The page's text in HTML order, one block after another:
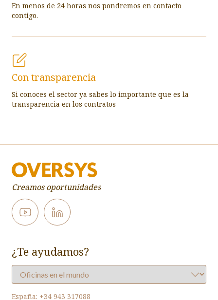
En menos de 24 horas nos pondremos en contacto
contigo.
Con transparencia
Si conoces el sector ya sabes lo importante que es la
transparencia en los contratos
Creamos oportunidades
¿Te ayudamos?
España: +34 943 317088